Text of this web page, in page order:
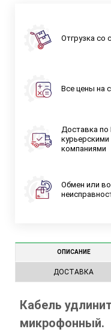
Отгрузка со
Все цены на
Доставка по
компаниями
Обмен или
ОПИСАНИЕ
ДОСТАВКА
Кабель
микрофонный.